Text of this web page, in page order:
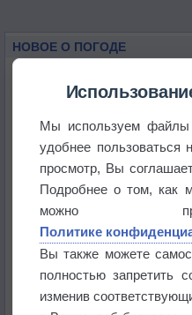
НОВОЕ О ПОГОДЕ
+51°
Европейские
Впервые за 155
не выпадал дождь
Лето продолжит
Мы используем
удобнее
просмотр, Вы
Подробнее о том, как
можно
Политике
Вы также можете
полностью запретить
изменив